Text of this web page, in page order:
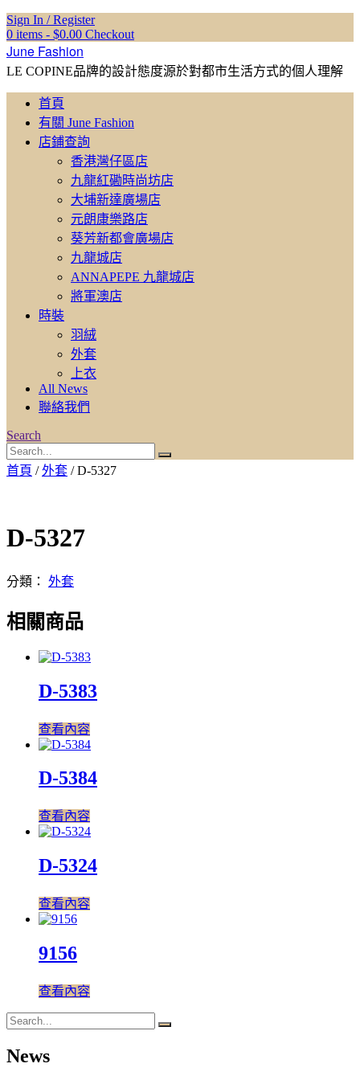
Sign In / Register
0 items - $0.00 Checkout
June Fashion
LE COPINE品牌的設計態度源於對都市生活方式的個人理解
首頁
有關 June Fashion
店鋪查詢
香港灣仔區店
九龍紅磡時尚坊店
大埔新達廣場店
元朗康樂路店
葵芳新都會廣場店
九龍城店
ANNAPEPE 九龍城店
將軍澳店
時裝
羽絨
外套
上衣
All News
聯絡我們
Search
首頁 /外套 / D-5327
D-5327
分類： 外套
相關商品
D-5383
查看內容
D-5384
查看內容
D-5324
查看內容
9156
查看內容
News